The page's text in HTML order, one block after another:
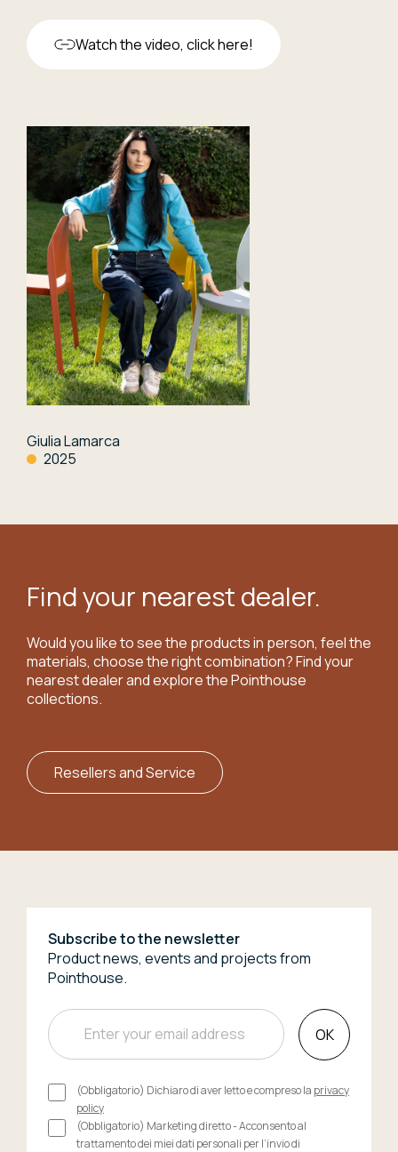
Watch the video, click here!
Giulia Lamarca
2025
Find your nearest dealer.
Would you like to see the products in person, feel the
materials, choose the right combination? Find your
nearest dealer and explore the Pointhouse
collections.
Resellers and Service
Subscribe to the newsletter
Product news, events and projects from
Pointhouse.
OK
(Obbligatorio) Dichiaro di aver letto e compreso la privacy
policy
(Obbligatorio) Marketing diretto - Acconsento al
trattamento dei miei dati personali per l’invio di